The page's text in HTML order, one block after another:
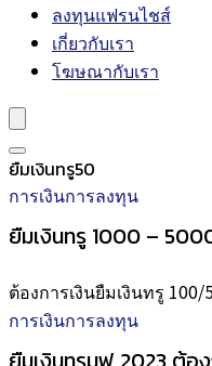
ลงทุนแฟรนไชส์
เกี่ยวกับเรา
โฆษณากับเรา
ยืมเงินทรู50
การเงินการลงทุน
ยืมเงินทรู 1000 –
ต้องการเงินยืมเงินทรู
การเงินการลงทุน